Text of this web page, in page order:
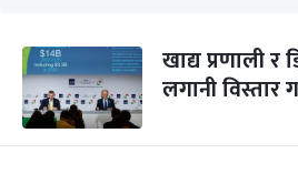
खाद्य प्रणाली र
लगानी विस्तार